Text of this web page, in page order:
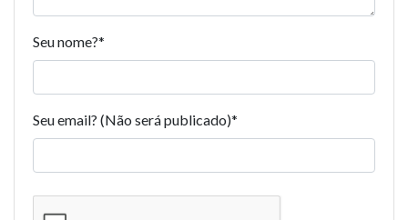
Seu nome?*
Seu email? (Não será publicado)*